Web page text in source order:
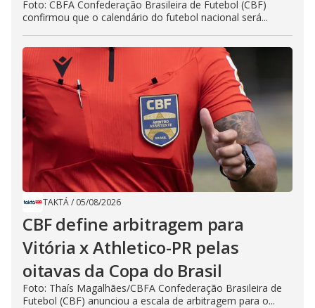
Foto: CBFA Confederação Brasileira de Futebol (CBF)
confirmou que o calendário do futebol nacional será...
TAKTÁ/ 05/08/2026
CBF define arbitragem para
Vitória x Athletico-PR pelas
oitavas da Copa do Brasil
Foto: Thaís Magalhães/CBFA Confederação Brasileira de
Futebol (CBF) anunciou a escala de arbitragem para o...